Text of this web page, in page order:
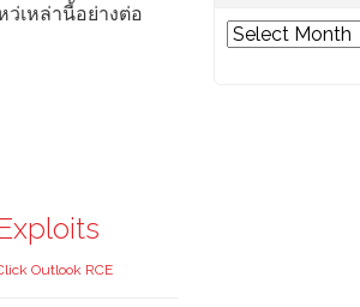
เหล่านี้อย่างต่อ
Outlook RCE
Archives